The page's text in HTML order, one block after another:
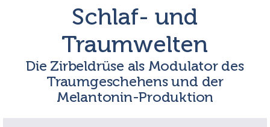
Schlaf- und
Traumwelten
Die Zirbeldrüse als Modulator des
Traumgeschehens und der
Melantonin-Produktion